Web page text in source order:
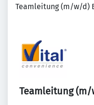
Teamleitung (m/w/d)
Teamleitung